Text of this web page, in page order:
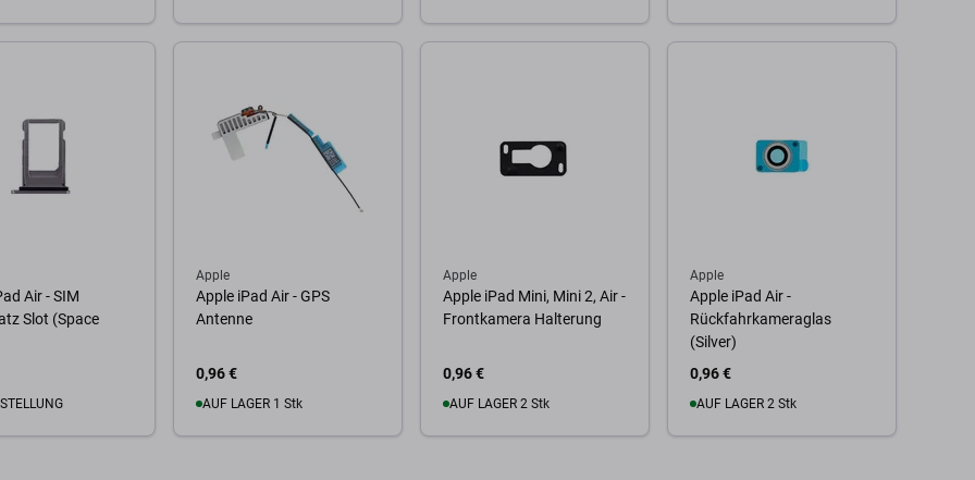
Air - SIM
Slot (Space
Apple
Apple iPad Air - GPS
Antenne
0,96 €
AUF LAGER 1 Stk
Apple
Apple iPad Mini, Mini 2, Air -
Frontkamera Halterung
0,96 €
AUF LAGER 2 Stk
Apple
Apple iPad Air -
Rückfahrkameraglas
(Silver)
0,96 €
AUF LAGER 2 Stk